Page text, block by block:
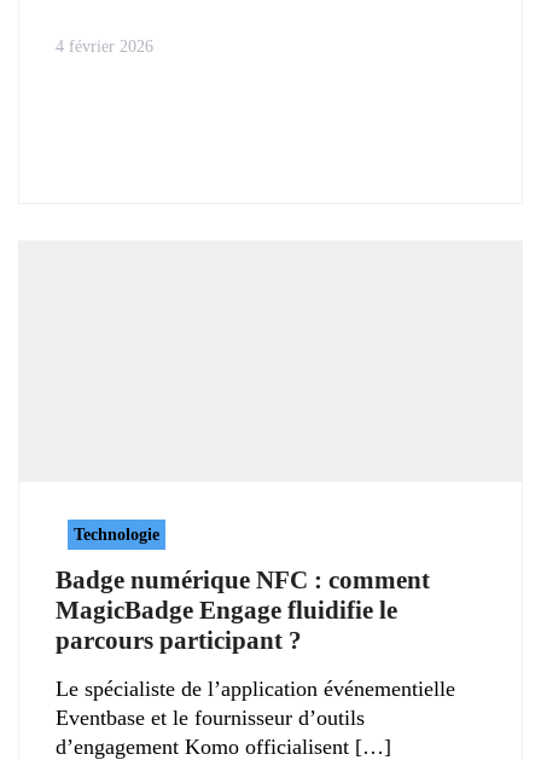
4 février 2026
Technologie
Badge numérique NFC : comment
MagicBadge Engage fluidifie le
parcours participant ?
Le spécialiste de l’application événementielle
Eventbase et le fournisseur d’outils
d’engagement Komo officialisent